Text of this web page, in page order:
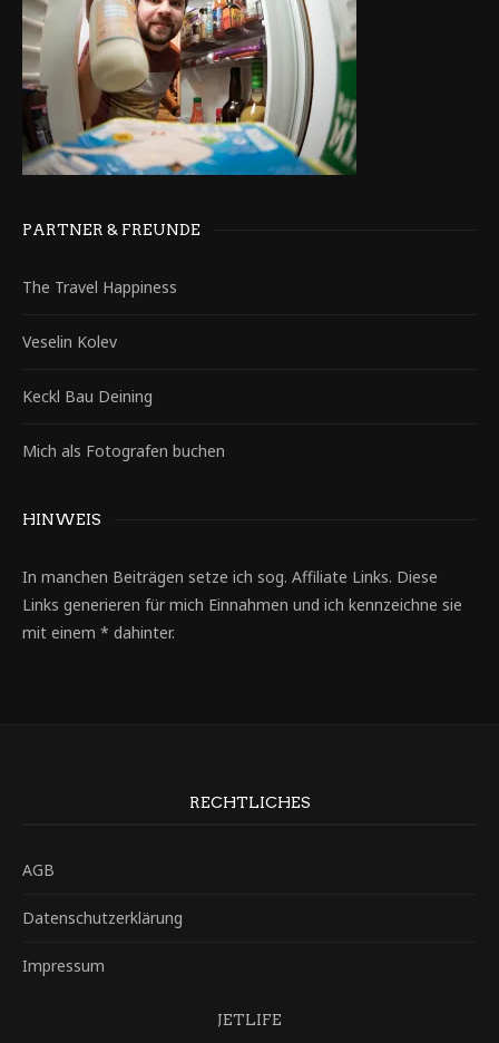
PARTNER & FREUNDE
The Travel Happiness
Veselin Kolev
Keckl Bau Deining
Mich als Fotografen buchen
HINWEIS
In manchen Beiträgen setze ich sog. Affiliate Links. Diese
Links generieren für mich Einnahmen und ich kennzeichne sie
mit einem * dahinter.
RECHTLICHES
AGB
Datenschutzerklärung
Impressum
JETLIFE